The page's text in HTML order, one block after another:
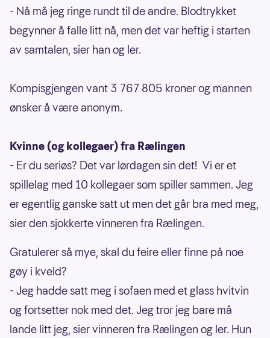
- Nå må jeg ringe rundt til de andre. Blodtrykket
begynner å falle litt nå, men det var heftig i starten
av samtalen, sier han og ler.
Kompisgjengen vant 3 767 805 kroner og mannen
ønsker å være anonym.
Kvinne (og kollegaer) fra Rælingen
- Er du seriøs? Det var lørdagen sin det! Vi er et
spillelag med 10 kollegaer som spiller sammen. Jeg
er egentlig ganske satt ut men det går bra med meg,
sier den sjokkerte vinneren fra Rælingen.
Gratulerer så mye, skal du feire eller finne på noe
gøy i kveld?
- Jeg hadde satt meg i sofaen med et glass hvitvin
og fortsetter nok med det. Jeg tror jeg bare må
lande litt jeg, sier vinneren fra Rælingen og ler. Hun